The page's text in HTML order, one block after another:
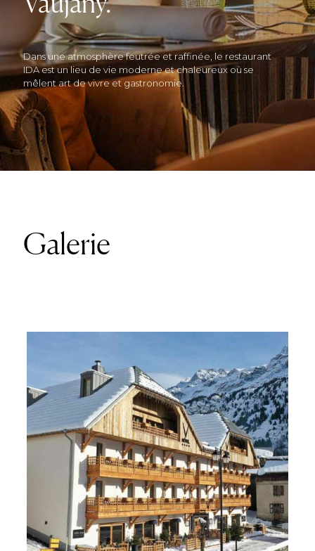
Dans une atmosphère feutrée et raffinée, le restaurant
IDA est un lieu de vie moderne et chaleureux où se
mêlent art de vivre et gastronomie.
Galerie